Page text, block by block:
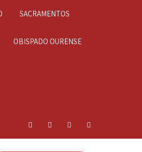
SACRAMENTOS
OBISPADO OURENSE